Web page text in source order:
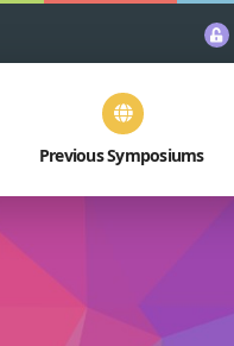
Previous Symposiums